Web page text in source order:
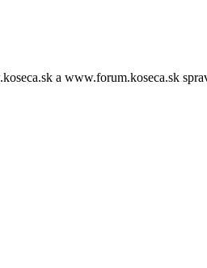
a www.forum.koseca.sk